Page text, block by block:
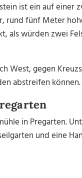
ist ein auf
rund fünf Meter
als würden zwei
West, gegen
abstreifen können.
in Pregarten.
und eine